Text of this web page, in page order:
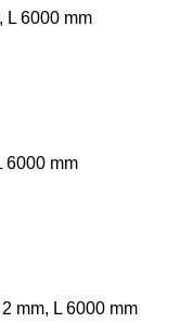
L 6000 mm
6000 mm
mm, L 6000 mm